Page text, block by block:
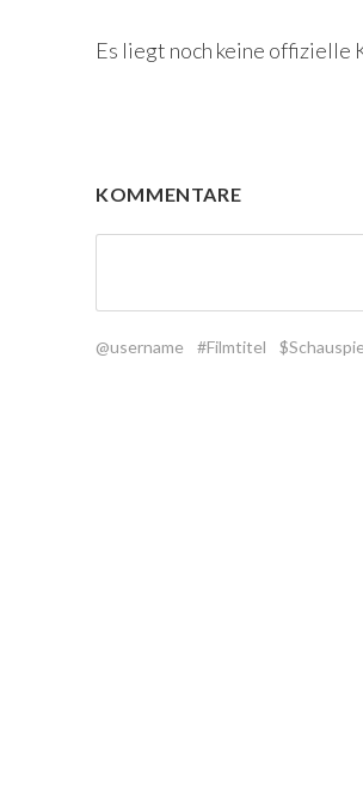
Es liegt noch keine offizielle
KOMMENTARE
@username #Filmtitel